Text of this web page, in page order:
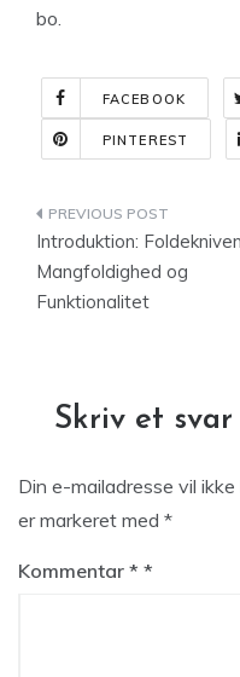
bo.
FACEBOOK
PINTEREST
Introduktion:
Mangfoldighed og
Funktionalitet
Skriv et svar
Din e-mailadresse vil
er markeret med *
Kommentar *